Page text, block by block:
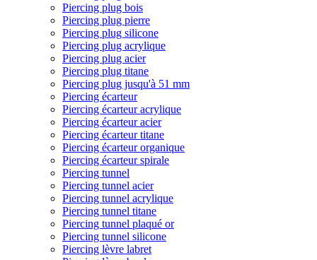
Piercing plug bois
Piercing plug pierre
Piercing plug silicone
Piercing plug acrylique
Piercing plug acier
Piercing plug titane
Piercing plug jusqu'à 51 mm
Piercing écarteur
Piercing écarteur acrylique
Piercing écarteur acier
Piercing écarteur titane
Piercing écarteur organique
Piercing écarteur spirale
Piercing tunnel
Piercing tunnel acier
Piercing tunnel acrylique
Piercing tunnel titane
Piercing tunnel plaqué or
Piercing tunnel silicone
Piercing lèvre labret